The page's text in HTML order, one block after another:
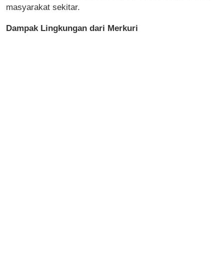
masyarakat sekitar.
Dampak Lingkungan dari Merkuri